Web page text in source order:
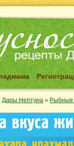
Дары Нептуна » Рыбные